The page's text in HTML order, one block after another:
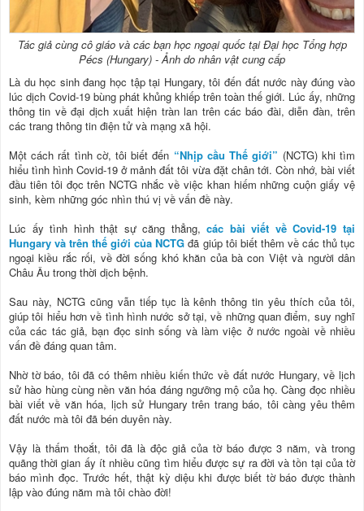
Tác giả cùng cô giáo và các bạn học ngoại quốc tại Đại học Tổng hợp
Pécs (Hungary) - Ảnh do nhân vật cung cấp
Là du học sinh đang học tập tại Hungary, tôi đến đất nước này đúng vào
lúc dịch Covid-19 bùng phát khủng khiếp trên toàn thế giới. Lúc ấy, những
thông tin về đại dịch xuất hiện tràn lan trên các báo đài, diễn đàn, trên
các trang thông tin điện tử và mạng xã hội.
Một cách rất tình cờ, tôi biết đến “Nhịp cầu Thế giới” (NCTG) khi tìm
hiểu tình hình Covid-19 ở mảnh đất tôi vừa đặt chân tới. Còn nhớ, bài viết
đầu tiên tôi đọc trên NCTG nhắc về việc khan hiếm những cuộn giấy vệ
sinh, kèm những góc nhìn thú vị về vấn đề này.
Lúc ấy tình hình thật sự căng thẳng,các bài viết về Covid-19 tại
Hungary và trên thế giới của NCTG đã giúp tôi biết thêm về các thủ tục
ngoại kiều rắc rối, về đời sống khó khăn của bà con Việt và người dân
Châu Âu trong thời dịch bệnh.
Sau này, NCTG cũng vẫn tiếp tục là kênh thông tin yêu thích của tôi,
giúp tôi hiểu hơn về tình hình nước sở tại, về những quan điểm, suy nghĩ
của các tác giả, bạn đọc sinh sống và làm việc ở nước ngoài về nhiều
vấn đề đáng quan tâm.
Nhờ tờ báo, tôi đã có thêm nhiều kiến thức về đất nước Hungary, về lịch
sử hào hùng cùng nền văn hóa đáng ngưỡng mộ của họ. Càng đọc nhiều
bài viết về văn hóa, lịch sử Hungary trên trang báo, tôi càng yêu thêm
đất nước mà tôi đã bén duyên này.
Vậy là thấm thoắt, tôi đã là độc giả của tờ báo được 3 năm, và trong
quãng thời gian ấy ít nhiều cũng tìm hiểu được sự ra đời và tồn tại của tờ
báo mình đọc. Trước hết, thật kỳ diệu khi được biết tờ báo được thành
lập vào đúng năm mà tôi chào đời!